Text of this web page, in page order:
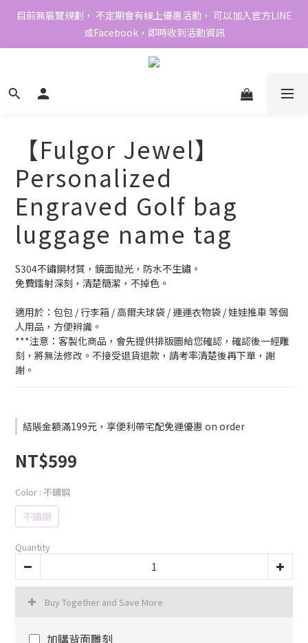
目前無展覽規劃， 不定期會有線上優惠活動， 可以加入官方LINE
或Facebook，即時收到活動資訊
【Fulgor Jewel】
Personalized
Engraved Golf bag
luggage name tag
S304不鏽鋼材質，鏡面拋光，防水不生鏽。
免費鐳射深刻，清楚簡潔，不掉色。
適用於：包包 / 行李箱 / 高爾夫球袋 / 運運衣物袋 / 娃娃推車 等個
人用品，方便辨識。
***注意：客製化商品，會先提供排版圖給您確認，確認後一經雕
刻，將無法修改。不接受退貨退款，請考率清楚後再下單，謝
謝。
結賬金額滿199元，享便利帶宅配免運優惠 on order
NT$599
Color : 不鏽鋼
不鏽鋼
Quantity
Buy Together and Save More
加購背面雕刻